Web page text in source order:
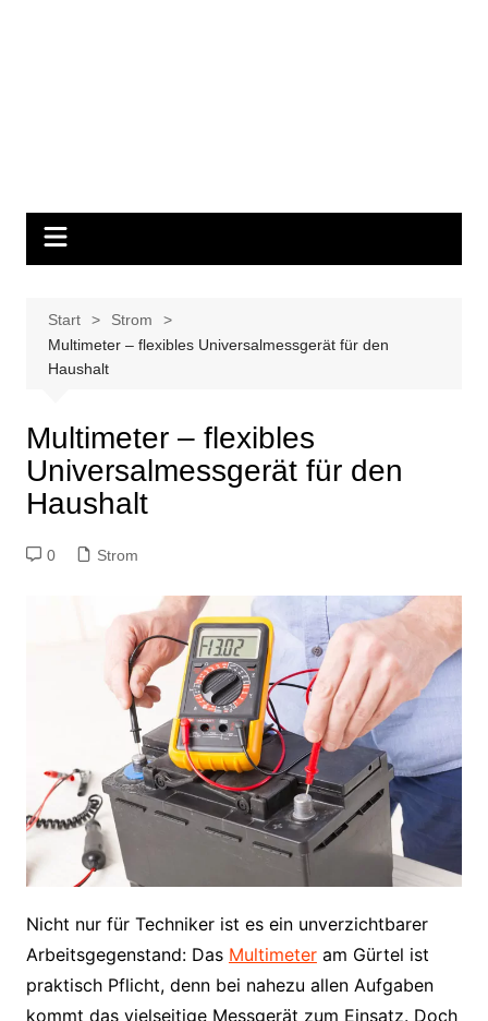
Start
Strom
Multimeter – flexibles Universalmessgerät für den
Haushalt
Multimeter – flexibles
Universalmessgerät für den
Haushalt
0 Strom
Nicht nur für Techniker ist es ein unverzichtbarer
Arbeitsgegenstand: Das Multimeteram Gürtel ist
praktisch Pflicht, denn bei nahezu allen Aufgaben
kommt das vielseitige Messgerät zum Einsatz. Doch